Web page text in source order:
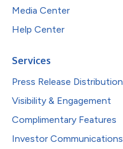
Media Center
Help Center
Services
Press Release Distribution
Visibility & Engagement
Complimentary Features
Investor Communications